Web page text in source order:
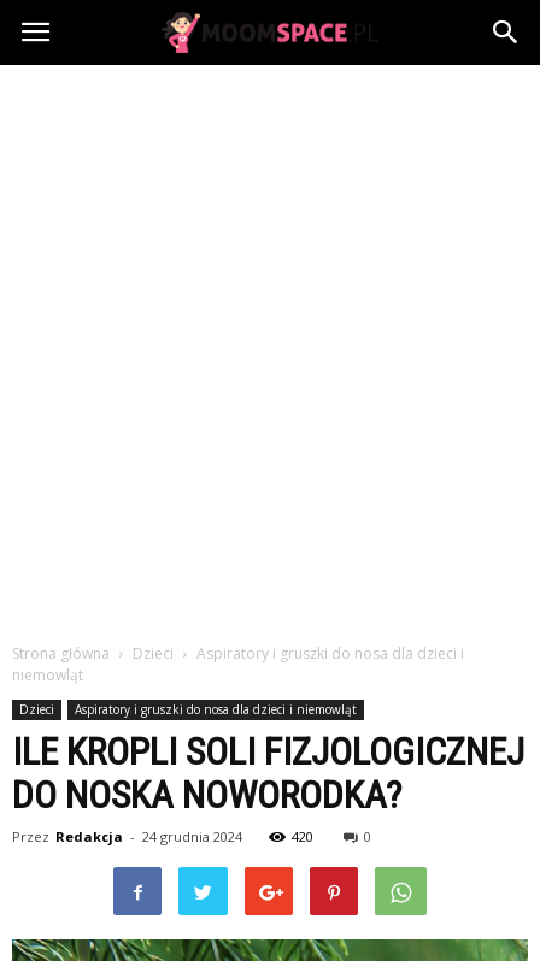
MoomSpace.pl
Strona główna Dzieci
Aspiratory i gruszki do nosa dla dzieci i
niemowląt
Dzieci Aspiratory i gruszki do nosa dla dzieci i niemowląt
ILE KROPLI SOLI FIZJOLOGICZNEJ
DO NOSKA NOWORODKA?
Przez Redakcja - 24 grudnia 2024 420 0